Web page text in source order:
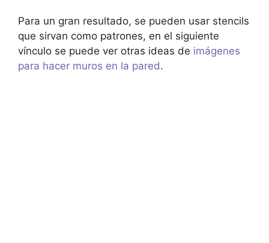
Para un gran resultado, se pueden usar stencils
que sirvan como patrones, en el siguiente
vínculo se puede ver otras ideas de imágenes
para hacer muros en la pared.